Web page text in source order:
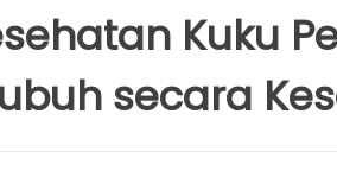
Kuku
secara